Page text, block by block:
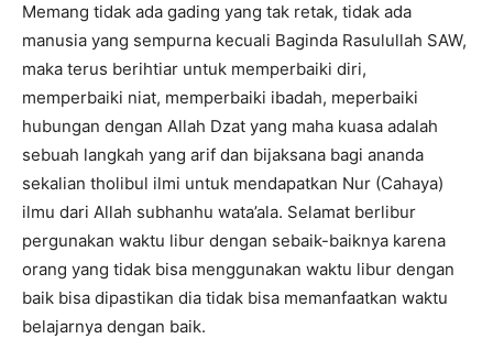
Memang tidak ada gading yang tak retak, tidak ada
manusia yang sempurna kecuali Baginda Rasulullah SAW,
maka terus berihtiar untuk memperbaiki diri,
memperbaiki niat, memperbaiki ibadah, meperbaiki
hubungan dengan Allah Dzat yang maha kuasa adalah
sebuah langkah yang arif dan bijaksana bagi ananda
sekalian tholibul ilmi untuk mendapatkan Nur (Cahaya)
ilmu dari Allah subhanhu wata’ala. Selamat berlibur
pergunakan waktu libur dengan sebaik-baiknya karena
orang yang tidak bisa menggunakan waktu libur dengan
baik bisa dipastikan dia tidak bisa memanfaatkan waktu
belajarnya dengan baik.